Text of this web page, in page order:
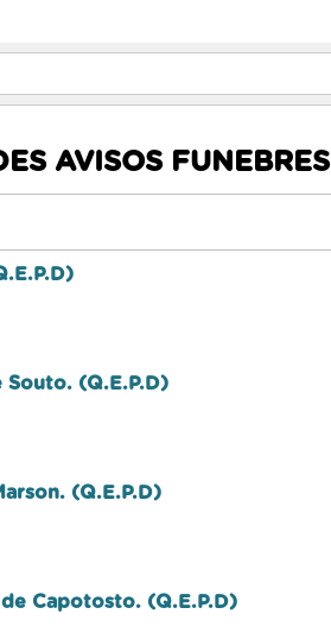
AVISOS FUNEBRES
Souto. (Q.E.P.D)
(Q.E.P.D)
Capotosto. (Q.E.P.D)